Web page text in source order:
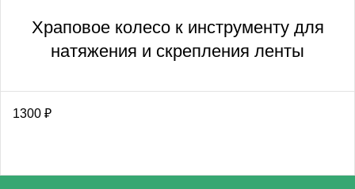
Храповое колесо к инструменту для
натяжения и скрепления ленты
1300 ₽